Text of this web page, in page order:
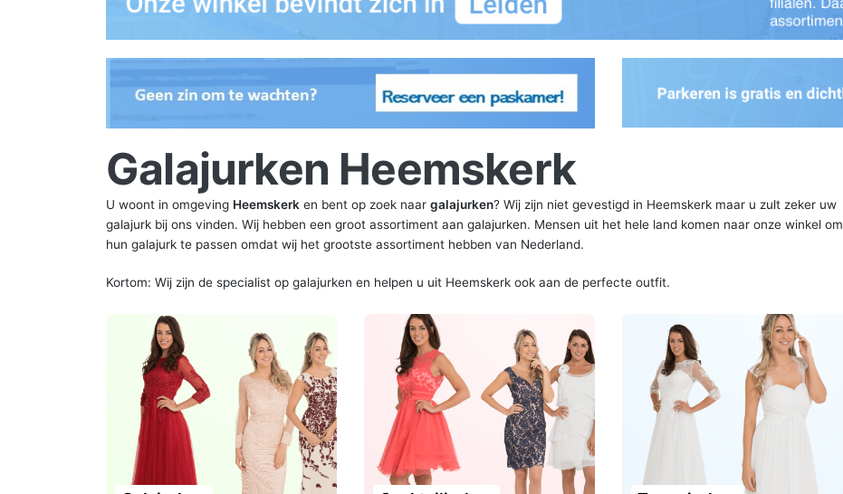
Galajurken Heemskerk
U woont in omgeving Heemskerk en bent op zoek naar galajurken? Wij zijn niet gevestigd in Heemskerk maar u zult zeker uw
galajurk bij ons vinden. Wij hebben een groot assortiment aan galajurken. Mensen uit het hele land komen naar onze winkel om
hun galajurk te passen omdat wij het grootste assortiment hebben van Nederland.
Kortom: Wij zijn de specialist op galajurken en helpen u uit Heemskerk ook aan de perfecte outfit.